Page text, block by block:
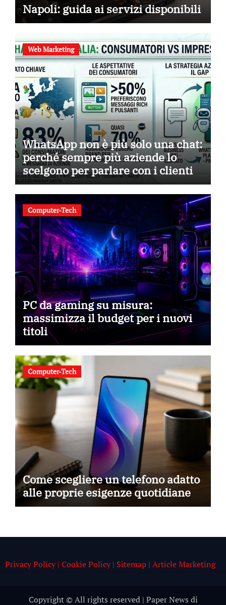
Napoli: guida ai servizi disponibili
Web Marketing
WhatsApp non è più solo una chat:
perché sempre più aziende lo
scelgono per parlare con i clienti
Computer-Tech
PC da gaming su misura:
massimizza il budget per i nuovi
titoli
Computer-Tech
Come scegliere un telefono adatto
alle proprie esigenze quotidiane
Privacy Policy | Cookie Policy| Sitemap| Article Marketing
Copyright © All rights reserved | Paper News di